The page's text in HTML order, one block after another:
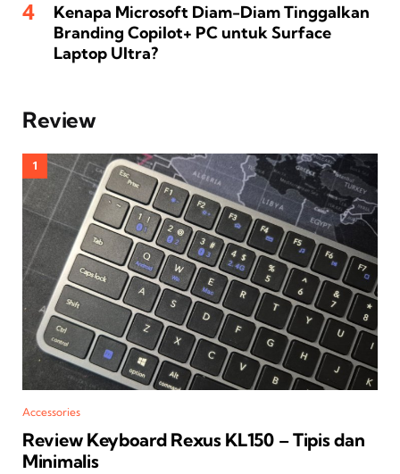
Kenapa Microsoft Diam-Diam Tinggalkan
Branding Copilot+ PC untuk Surface
Laptop Ultra?
Review
Accessories
Review Keyboard Rexus KL150 – Tipis dan
Minimalis